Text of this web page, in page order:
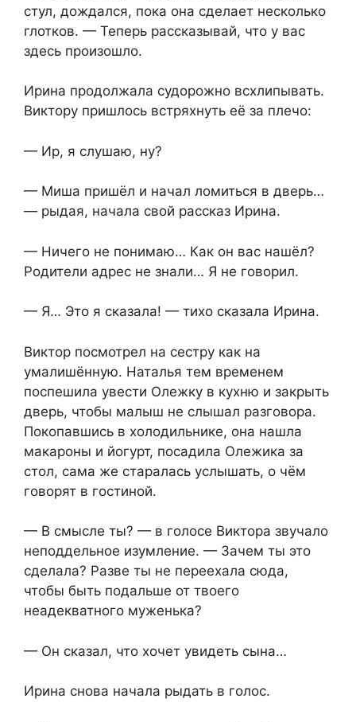
стул, дождался, пока она сделает несколько
глотков. — Теперь рассказывай, что у вас
здесь произошло.
Ирина продолжала судорожно всхлипывать.
Виктору пришлось встряхнуть её за плечо:
— Ир, я слушаю, ну?
— Миша пришёл и начал ломиться в дверь…
— рыдая, начала свой рассказ Ирина.
— Ничего не понимаю… Как он вас нашёл?
Родители адрес не знали… Я не говорил.
— Я… Это я сказала! — тихо сказала Ирина.
Виктор посмотрел на сестру как на
умалишённую. Наталья тем временем
поспешила увести Олежку в кухню и закрыть
дверь, чтобы малыш не слышал разговора.
Покопавшись в холодильнике, она нашла
макароны и йогурт, посадила Олежика за
стол, сама же старалась услышать, о чём
говорят в гостиной.
— В смысле ты? — в голосе Виктора звучало
неподдельное изумление. — Зачем ты это
сделала? Разве ты не переехала сюда,
чтобы быть подальше от твоего
неадекватного муженька?
— Он сказал, что хочет увидеть сына…
Ирина снова начала рыдать в голос.